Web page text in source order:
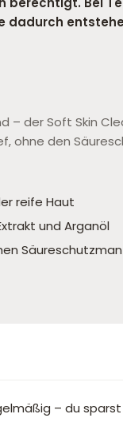
dadurch
– der Soft Skin
ohne den
reife Haut
und Arganöl
– du sparst